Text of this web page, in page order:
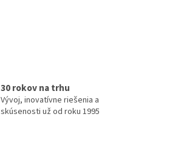
30 rokov na trhu
Vývoj, inovatívne riešenia a
skúsenosti už od roku 1995